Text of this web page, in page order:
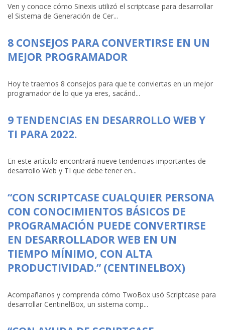
Ven y conoce cómo Sinexis utilizó el scriptcase para desarrollar
el Sistema de Generación de Cer...
8 CONSEJOS PARA CONVERTIRSE EN UN
MEJOR PROGRAMADOR
Hoy te traemos 8 consejos para que te conviertas en un mejor
programador de lo que ya eres, sacánd...
9 TENDENCIAS EN DESARROLLO WEB Y
TI PARA 2022.
En este artículo encontrará nueve tendencias importantes de
desarrollo Web y TI que debe tener en...
“CON SCRIPTCASE CUALQUIER PERSONA
CON CONOCIMIENTOS BÁSICOS DE
PROGRAMACIÓN PUEDE CONVERTIRSE
EN DESARROLLADOR WEB EN UN
TIEMPO MÍNIMO, CON ALTA
PRODUCTIVIDAD.” (CENTINELBOX)
Acompañanos y comprenda cómo TwoBox usó Scriptcase para
desarrollar CentinelBox, un sistema comp...